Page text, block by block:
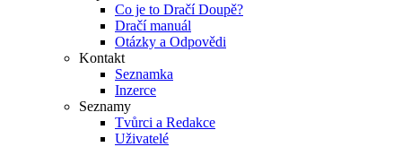
Co je to Dračí Doupě?
Dračí manuál
Otázky a Odpovědi
Kontakt
Seznamka
Inzerce
Seznamy
Tvůrci a Redakce
Uživatelé